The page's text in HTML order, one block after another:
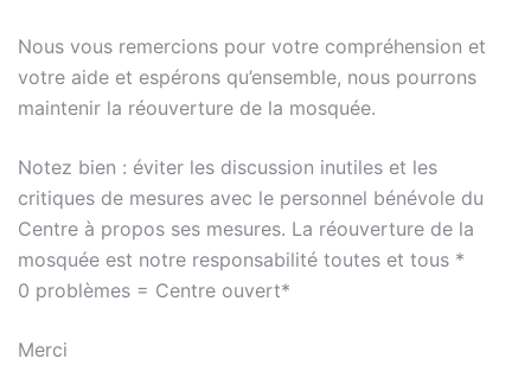
Nous vous remercions pour votre compréhension et
votre aide et espérons qu’ensemble, nous pourrons
maintenir la réouverture de la mosquée.
Notez bien : éviter les discussion inutiles et les
critiques de mesures avec le personnel bénévole du
Centre à propos ses mesures. La réouverture de la
mosquée est notre responsabilité toutes et tous *
0 problèmes = Centre ouvert*
Merci